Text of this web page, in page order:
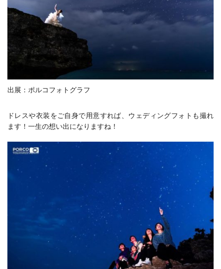
出展：ポルコフォトグラフ
ドレスや衣装をご自身で用意すれば、ウェディングフォトも撮れ
ます！一生の想い出になりますね！